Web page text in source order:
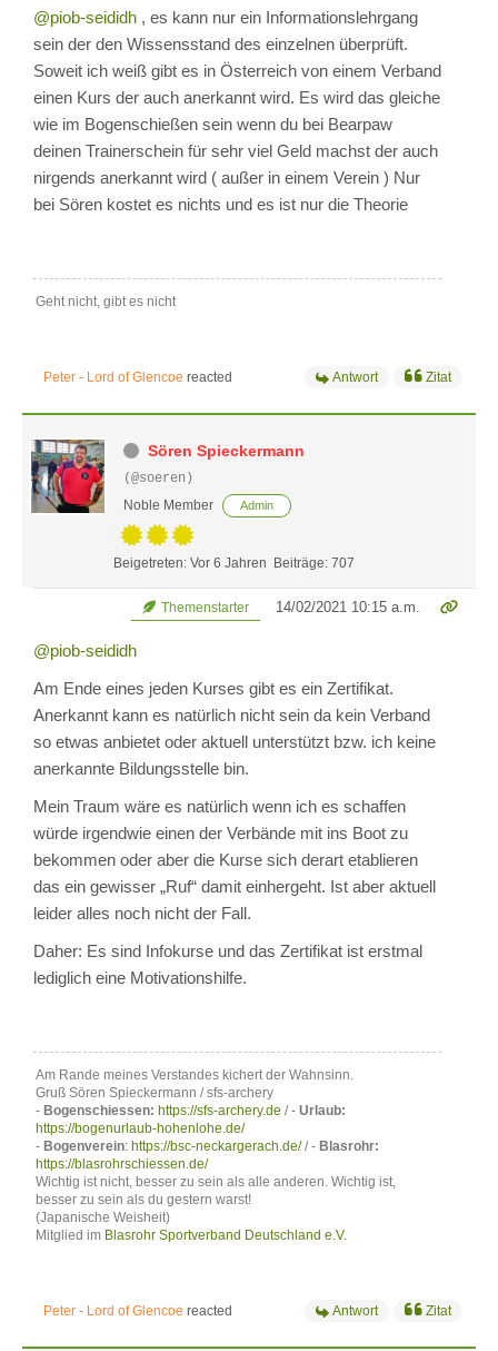
@piob-seididh , es kann nur ein Informationslehrgang
sein der den Wissensstand des einzelnen überprüft.
Soweit ich weiß gibt es in Österreich von einem Verband
einen Kurs der auch anerkannt wird. Es wird das gleiche
wie im Bogenschießen sein wenn du bei Bearpaw
deinen Trainerschein für sehr viel Geld machst der auch
nirgends anerkannt wird ( außer in einem Verein ) Nur
bei Sören kostet es nichts und es ist nur die Theorie
Geht nicht, gibt es nicht
Peter - Lord of Glencoe reacted Antwort Zitat
Sören Spieckermann
(@soeren)
Noble Member
Admin
Beigetreten: Vor 6 Jahren Beiträge: 707
Themenstarter 14/02/2021 10:15 a.m.
@piob-seididh
Am Ende eines jeden Kurses gibt es ein Zertifikat.
Anerkannt kann es natürlich nicht sein da kein Verband
so etwas anbietet oder aktuell unterstützt bzw. ich keine
anerkannte Bildungsstelle bin.
Mein Traum wäre es natürlich wenn ich es schaffen
würde irgendwie einen der Verbände mit ins Boot zu
bekommen oder aber die Kurse sich derart etablieren
das ein gewisser „Ruf“ damit einhergeht. Ist aber aktuell
leider alles noch nicht der Fall.
Daher: Es sind Infokurse und das Zertifikat ist erstmal
lediglich eine Motivationshilfe.
Am Rande meines Verstandes kichert der Wahnsinn.
Gruß Sören Spieckermann / sfs-archery
- Bogenschiessen: https://sfs-archery.de / - Urlaub:
https://bogenurlaub-hohenlohe.de/
- Bogenverein: https://bsc-neckargerach.de// - Blasrohr:
https://blasrohrschiessen.de/
Wichtig ist nicht, besser zu sein als alle anderen. Wichtig ist,
besser zu sein als du gestern warst!
(Japanische Weisheit)
Mitglied im Blasrohr Sportverband Deutschland e.V.
Peter - Lord of Glencoe reacted Antwort Zitat